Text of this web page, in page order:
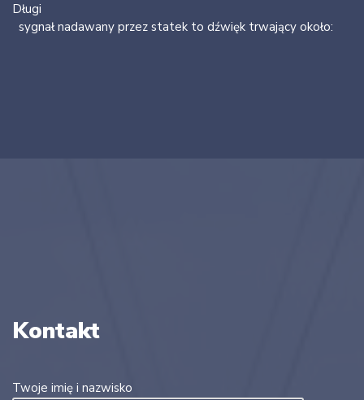
Długi
sygnał nadawany przez statek to dźwięk trwający około:
Kontakt
Twoje imię i nazwisko